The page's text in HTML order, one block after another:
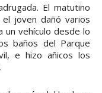
El matutino
joven dañó varios
un vehículo desde lo
baños del Parque
e hizo añicos los